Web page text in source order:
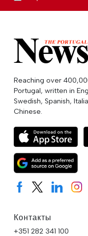
Reaching over
Portugal, written in
Swedish, Spanish,
Chinese.
Контакты
+351 282 341 100